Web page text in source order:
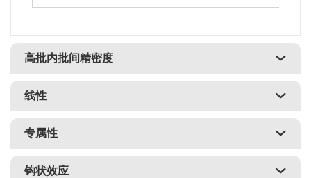
高批内批间精密度
线性
专属性
钩状效应